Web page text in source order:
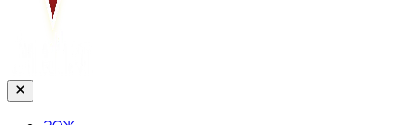
Закрыть
меню